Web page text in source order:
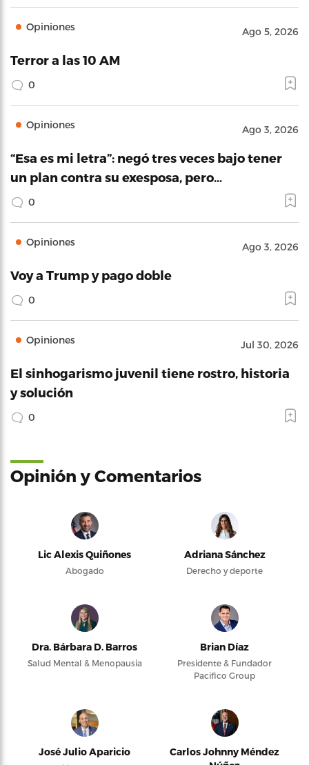
Opiniones Ago 5, 2026
Terror a las 10 AM
0
Opiniones Ago 3, 2026
“Esa es mi letra”: negó tres veces bajo tener
un plan contra su exesposa, pero…
0
Opiniones Ago 3, 2026
Voy a Trump y pago doble
0
Opiniones Jul 30, 2026
El sinhogarismo juvenil tiene rostro, historia
y solución
0
Opinión y Comentarios
Lic Alexis Quiñones
Abogado
Adriana Sánchez
Derecho y deporte
Dra. Bárbara D. Barros
Salud Mental & Menopausia
Brian Díaz
Presidente & Fundador
Pacifico Group
José Julio Aparicio
Carlos Johnny Méndez